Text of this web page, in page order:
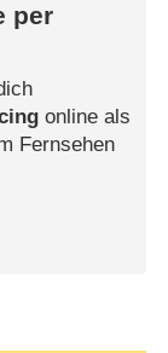
per
online als
Fernsehen